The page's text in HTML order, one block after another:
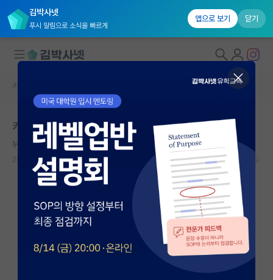
김박사넷
푸시 알림으로 소식을 빠르게
앱으로 보기 닫기
대학원생 모집
국내대학원 정보
연구실&오픈랩
커뮤니티
커뮤니티 홈
전체글보기
베스트 게시판
커뮤니티 홈
카이스트 생명화학공학과 면접
뉘우치는 갈릴레오 갈릴레이
2026.05.11 4 835